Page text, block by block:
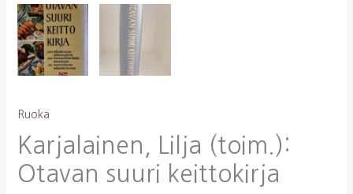
Ruoka
Karjalainen, Lilja (toim.):
Otavan suuri keittokirja